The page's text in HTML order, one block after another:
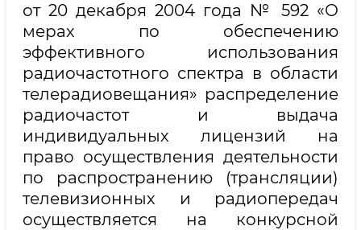
от 20 декабря 2004 года № 592 «О
мерах по обеспечению
эффективного использования
радиочастотного спектра в области
телерадиовещания» распределение
радиочастот и выдача
индивидуальных лицензий на
право осуществления деятельности
по распространению (трансляции)
телевизионных и радиопередач
осуществляется на конкурсной